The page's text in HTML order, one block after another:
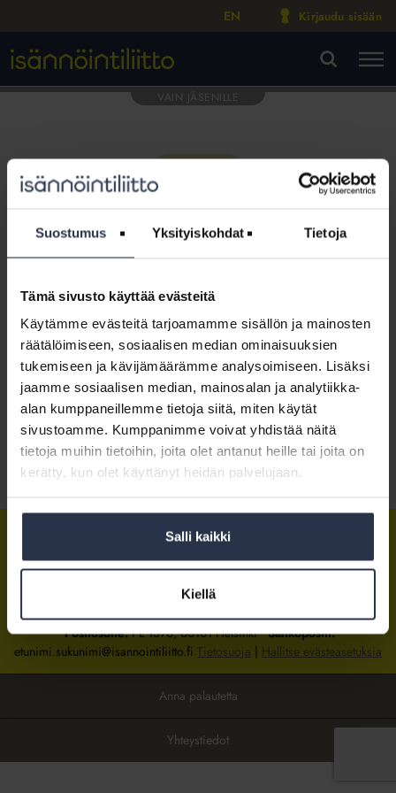
Suostumus Yksityiskohdat Tietoja
Tämä sivusto käyttää evästeitä
Käytämme evästeitä tarjoamamme sisällön ja mainosten
räätälöimiseen, sosiaalisen median ominaisuuksien
tukemiseen ja kävijämäärämme analysoimiseen. Lisäksi
jaamme sosiaalisen median, mainosalan ja analytiikka-
alan kumppaneillemme tietoja siitä, miten käytät
sivustoamme. Kumppanimme voivat yhdistää näitä
tietoja muihin tietoihin, joita olet antanut heille tai joita on
kerätty, kun olet käyttänyt heidän palvelujaan.
Salli kaikki
Kiellä
EN Kirjaudu sisään
Tämä osio on rajattu
Isännöintiliiton jäsenyritysten
henkilökunnalle
Kirjaudu sisään
Tietoa jäsenyydestä
IsännöintiliittoIsännöintiliittoIsännöintiliitto
Isännöintiliiton toimistosijaitsee Hakaniemessä Helsingissä.
Postiosoite:PL 1370, 00101 HelsinkiSähköpostit:
etunimi.sukunimi@isannointiliitto.fi Tietosuoja | Hallitse evästeasetuksia
Anna palautetta
Yhteystiedot